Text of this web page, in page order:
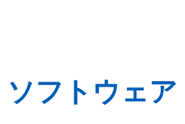
ソフトウェア